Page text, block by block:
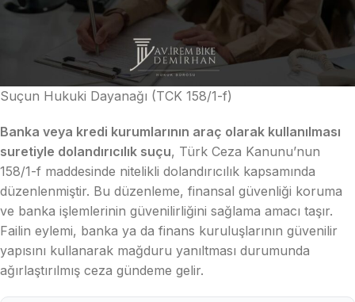
Suçun Hukuki Dayanağı (TCK 158/1-f)
Banka veya kredi kurumlarının araç olarak kullanılması
suretiyle dolandırıcılık suçu, Türk Ceza Kanunu’nun
158/1-f maddesinde nitelikli dolandırıcılık kapsamında
düzenlenmiştir. Bu düzenleme, finansal güvenliği koruma
ve banka işlemlerinin güvenilirliğini sağlama amacı taşır.
Failin eylemi, banka ya da finans kuruluşlarının güvenilir
yapısını kullanarak mağduru yanıltması durumunda
ağırlaştırılmış ceza gündeme gelir.